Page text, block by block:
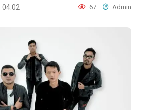
04:02 67 Admin